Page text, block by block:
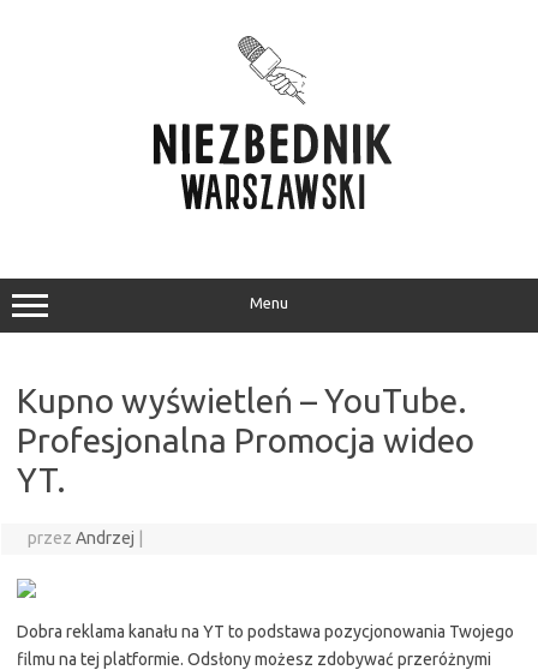
Menu
Kupno wyświetleń – YouTube.
Profesjonalna Promocja wideo
YT.
przez Andrzej
Dobra reklama kanału na YT to podstawa pozycjonowania Twojego
filmu na tej platformie. Odsłony możesz zdobywać przeróżnymi